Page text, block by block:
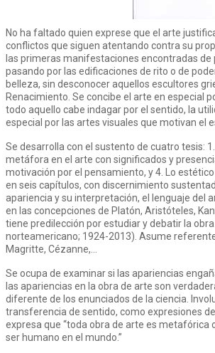
No ha faltado quien exprese que el arte
conflictos que siguen atentando contra su
las primeras manifestaciones encontradas de
pasando por las edificaciones de rito o de
belleza, sin desconocer aquellos escultores
Renacimiento. Se concibe el arte en especial
todo aquello cabe indagar por el sentido, la
especial por las artes visuales que motivan el
Se desarrolla con el sustento de cuatro tesis:
metáfora en el arte con significados y
motivación por el pensamiento, y 4. Lo
en seis capítulos, con discernimiento
apariencia y su interpretación, el lenguaje del
en las concepciones de Platón, Aristóteles,
tiene predilección por estudiar y debatir la
norteamericano; 1924-2013). Asume
Magritte, Cézanne,…
Se ocupa de examinar si las apariencias
las apariencias en la obra de arte son
diferente de los enunciados de la ciencia.
transferencia de sentido, como expresiones
expresa que “toda obra de arte es metafórica
ser humano en el mundo.”